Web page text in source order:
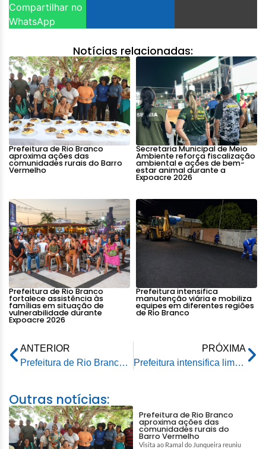
Compartilhar no
WhatsApp
Notícias relacionadas:
Prefeitura de Rio Branco
aproxima ações das
comunidades rurais do Barro
Vermelho
Secretaria Municipal de Meio
Ambiente reforça fiscalização
ambiental e ações de bem-
estar animal durante a
Expoacre 2026
Prefeitura de Rio Branco
fortalece assistência às
famílias em situação de
vulnerabilidade durante
Expoacre 2026
Prefeitura intensifica
manutenção viária e mobiliza
equipes em diferentes regiões
de Rio Branco
ANTERIOR
Prefeitura de Rio Branco e Estado celebram termo de compromisso sobre manutenção e conservação de espaços públicos
PRÓXIMA
Prefeitura intensifica limpeza do Igarapé da Sobral em Rio Branco
Outras notícias:
Prefeitura de Rio Branco
aproxima ações das
comunidades rurais do
Barro Vermelho
Visita ao Ramal do Junqueira reuniu